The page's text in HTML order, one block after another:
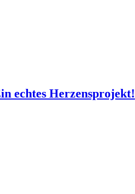
echtes Herzensprojekt!